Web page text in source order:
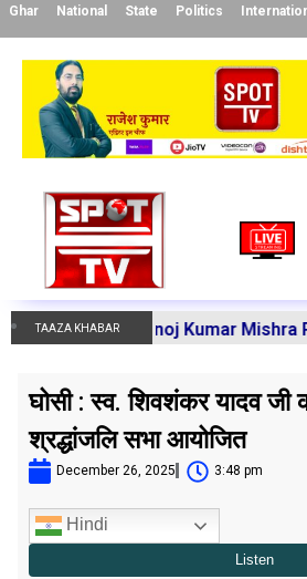
Ghar National State Politics
TAAZA KHABAR
Manoj Kumar Mishra
घोसी : स्व. शिवशंकर यादव जी
श्रद्धांजलि सभा आयोजित
December 26, 2025 3:48 pm
Hindi